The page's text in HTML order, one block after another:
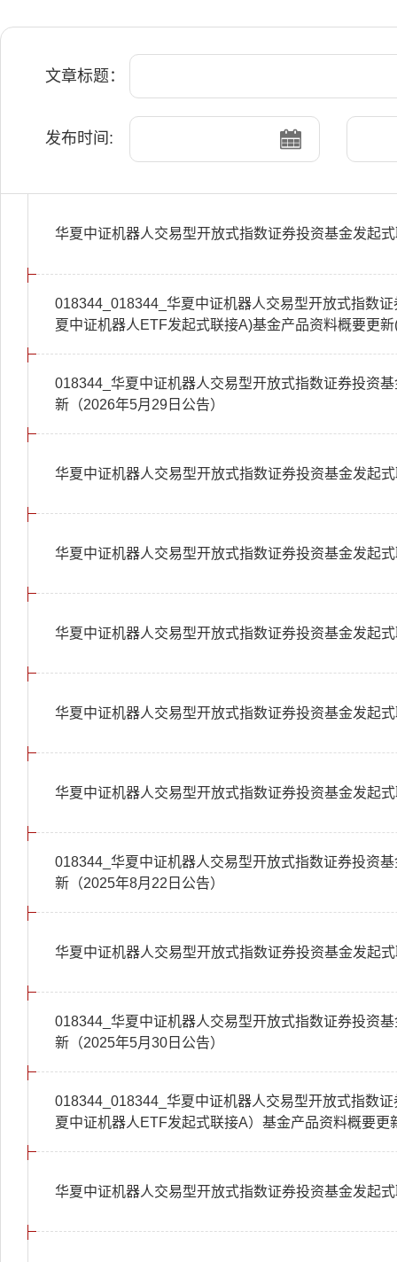
文章标题：
发布时间:
华夏中证机器人交易型开放式指数证券投资基金发起
018344_018344_华夏中证机器人交易型开放式指数
夏中证机器人ETF发起式联接A)基金产品资料概要更
018344_华夏中证机器人交易型开放式指数证券投资
新（2026年5月29日公告）
华夏中证机器人交易型开放式指数证券投资基金发起
华夏中证机器人交易型开放式指数证券投资基金发起
华夏中证机器人交易型开放式指数证券投资基金发起
华夏中证机器人交易型开放式指数证券投资基金发起
华夏中证机器人交易型开放式指数证券投资基金发起
018344_华夏中证机器人交易型开放式指数证券投资
新（2025年8月22日公告）
华夏中证机器人交易型开放式指数证券投资基金发起
018344_华夏中证机器人交易型开放式指数证券投资
新（2025年5月30日公告）
018344_018344_华夏中证机器人交易型开放式指数
夏中证机器人ETF发起式联接A）基金产品资料概要更
华夏中证机器人交易型开放式指数证券投资基金发起